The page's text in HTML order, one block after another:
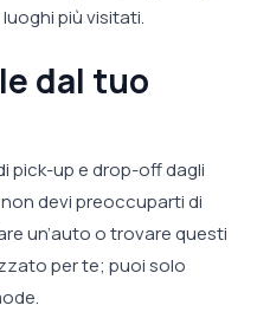
più visitati.
dal tuo
pick-up e drop-off dagli
devi preoccuparti di
un’auto o trovare questi
per te; puoi solo